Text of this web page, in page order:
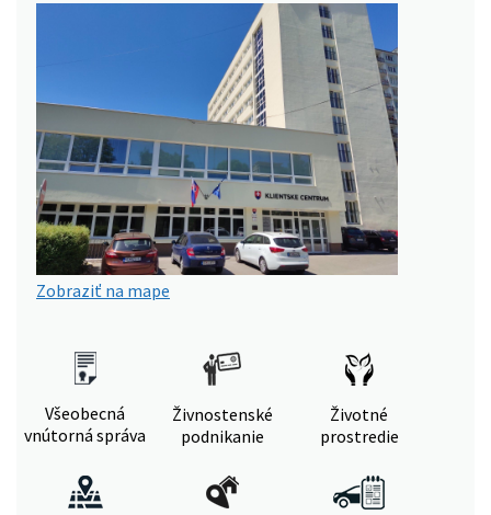
Zobraziť na mape
Všeobecná
vnútorná správa
Živnostenské
podnikanie
Životné
prostredie